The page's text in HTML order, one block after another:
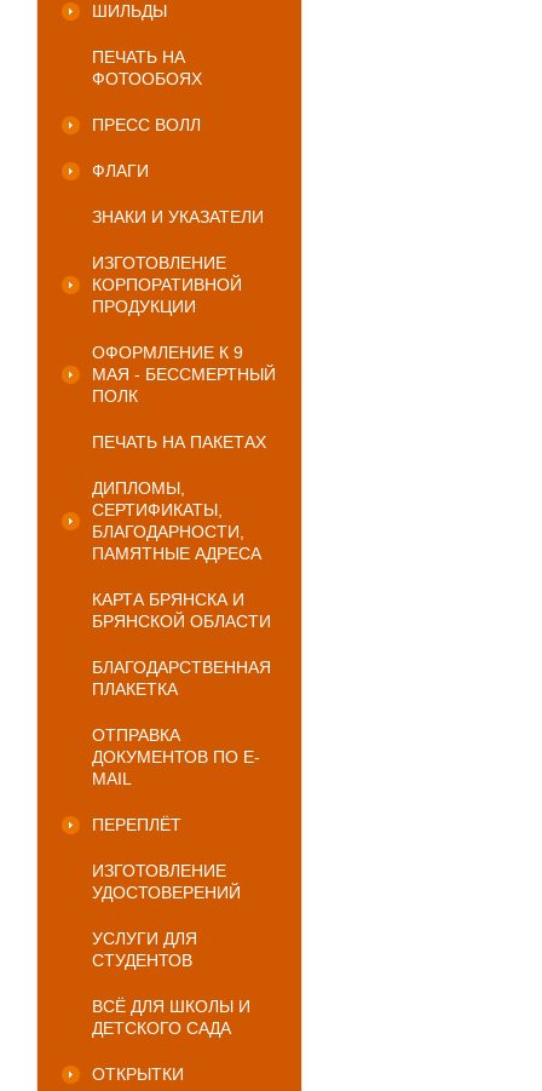
ШИЛЬДЫ
ПЕЧАТЬ НА
ФОТООБОЯХ
ПРЕСС ВОЛЛ
ФЛАГИ
ЗНАКИ И УКАЗАТЕЛИ
ИЗГОТОВЛЕНИЕ
КОРПОРАТИВНОЙ
ПРОДУКЦИИ
ОФОРМЛЕНИЕ К 9
МАЯ - БЕССМЕРТНЫЙ
ПОЛК
ПЕЧАТЬ НА ПАКЕТАХ
ДИПЛОМЫ,
СЕРТИФИКАТЫ,
БЛАГОДАРНОСТИ,
ПАМЯТНЫЕ АДРЕСА
КАРТА БРЯНСКА И
БРЯНСКОЙ ОБЛАСТИ
БЛАГОДАРСТВЕННАЯ
ПЛАКЕТКА
ОТПРАВКА
ДОКУМЕНТОВ ПО E-
MAIL
ПЕРЕПЛЁТ
ИЗГОТОВЛЕНИЕ
УДОСТОВЕРЕНИЙ
УСЛУГИ ДЛЯ
СТУДЕНТОВ
ВСЁ ДЛЯ ШКОЛЫ И
ДЕТСКОГО САДА
ОТКРЫТКИ